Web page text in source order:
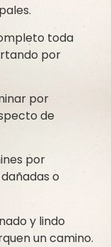
toda
por
por
de
por
o
y lindo
un camino.